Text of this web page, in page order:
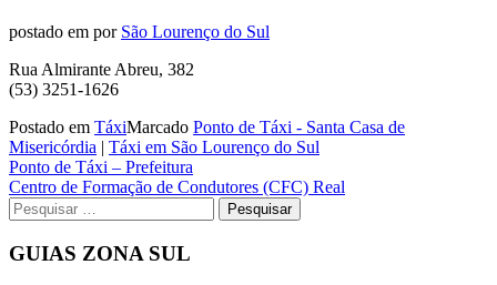
postado em por São Lourenço do Sul
Rua Almirante Abreu, 382
(53) 3251-1626
Postado em TáxiMarcado Ponto de Táxi - Santa Casa de
Misericórdia | Táxi em São Lourenço do Sul
Navegação
de
Post
Ponto de Táxi – Prefeitura
Centro de Formação de Condutores (CFC) Real
Pesquisar
por:
GUIAS ZONA SUL